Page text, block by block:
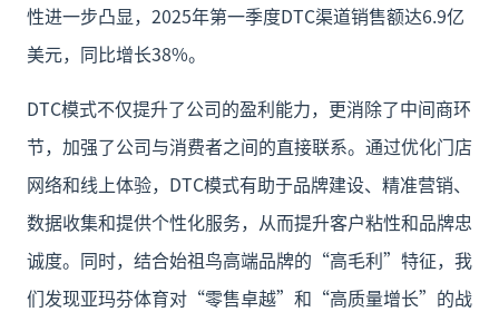
性进一步凸显，2025年第一季度DTC渠道销售额达6.9亿
美元，同比增长38%。
DTC模式不仅提升了公司的盈利能力，更消除了中间商环
节，加强了公司与消费者之间的直接联系。通过优化门店
网络和线上体验，DTC模式有助于品牌建设、精准营销、
数据收集和提供个性化服务，从而提升客户粘性和品牌忠
诚度。同时，结合始祖鸟高端品牌的“高毛利”特征，我
们发现亚玛芬体育对“零售卓越”和“高质量增长”的战